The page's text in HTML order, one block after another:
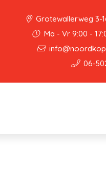
Grotewallerweg 3-
Ma - Vr 9:00 -
06-